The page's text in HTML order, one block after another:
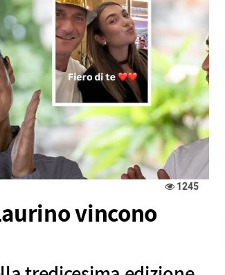
1245
vincono